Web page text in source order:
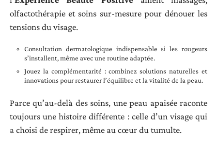
olfactothérapie et soins sur-mesure pour dénouer les
tensions du visage.
Consultation dermatologique indispensable si les rougeurs
s’installent, même avec une routine adaptée.
Jouez la complémentarité : combinez solutions naturelles et
innovations pour restaurer l’équilibre et la vitalité de la peau.
Parce qu’au-delà des soins, une peau apaisée raconte
toujours une histoire différente : celle d’un visage qui
a choisi de respirer, même au cœur du tumulte.